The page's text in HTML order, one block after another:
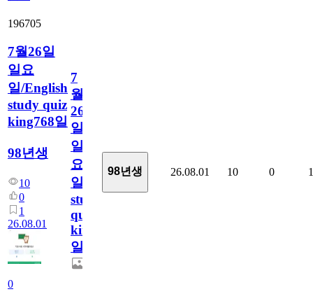
196705
7월26일
일요
일/English
study quiz
king768일
98년생
10
0
1
26.08.01
0
7
월
26
일
일
요
일/English
study
quiz
king768
일
98년생 26.08.01 10 0 1